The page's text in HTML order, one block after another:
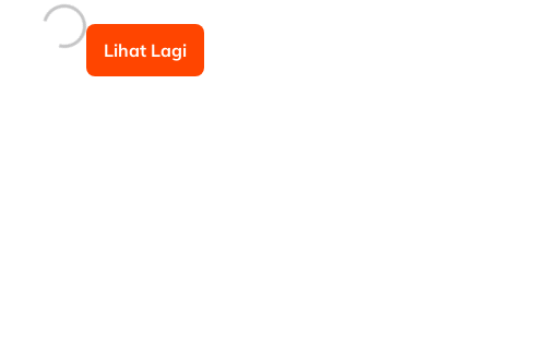
Lihat Lagi